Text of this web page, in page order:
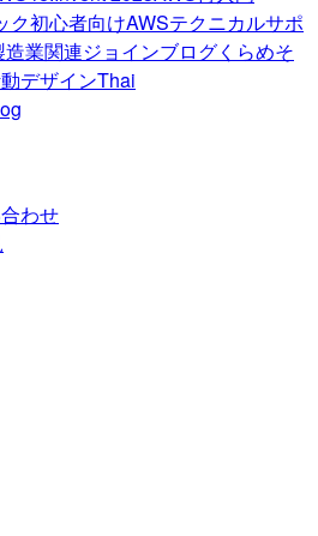
ク初心者向けAWSテクニカルサポ
造業関連ジョインブログくらめそ
デザインThai
わせ